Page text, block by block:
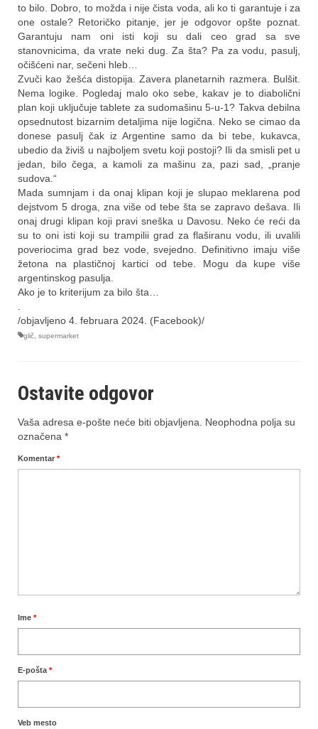
to bilo. Dobro, to možda i nije čista voda, ali ko ti garantuje i za
one ostale? Retoričko pitanje, jer je odgovor opšte poznat.
Garantuju nam oni isti koji su dali ceo grad sa sve
stanovnicima, da vrate neki dug. Za šta? Pa za vodu, pasulj,
očišćeni nar, sečeni hleb…
Zvuči kao žešća distopija. Zavera planetarnih razmera. Bulšit.
Nema logike. Pogledaj malo oko sebe, kakav je to diabolični
plan koji uključuje tablete za sudomašinu 5-u-1? Takva debilna
opsednutost bizarnim detaljima nije logična. Neko se cimao da
donese pasulj čak iz Argentine samo da bi tebe, kukavca,
ubedio da živiš u najboljem svetu koji postoji? Ili da smisli pet u
jedan, bilo čega, a kamoli za mašinu za, pazi sad, „pranje
sudova.“
Mada sumnjam i da onaj klipan koji je slupao meklarena pod
dejstvom 5 droga, zna više od tebe šta se zapravo dešava. Ili
onaj drugi klipan koji pravi sneška u Davosu. Neko će reći da
su to oni isti koji su trampilii grad za flaširanu vodu, ili uvalili
poveriocima grad bez vode, svejedno. Definitivno imaju više
žetona na plastičnoj kartici od tebe. Mogu da kupe više
argentinskog pasulja.
Ako je to kriterijum za bilo šta…
/objavljeno 4. februara 2024. (Facebook)/
glič supermarket
Ostavite odgovor
Vaša adresa e-pošte neće biti objavljena.
Neophodna polja su
označena *
Komentar *
Ime *
E-pošta *
Veb mesto